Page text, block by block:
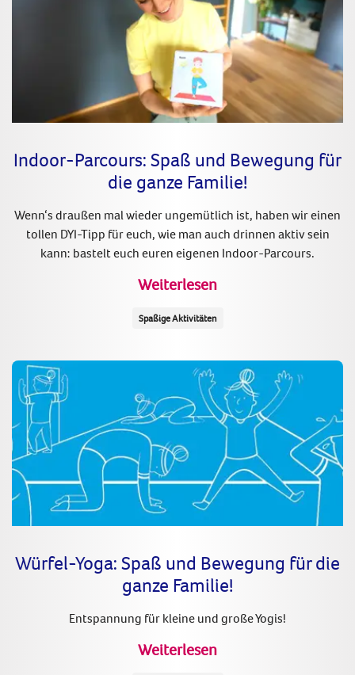
Indoor-Parcours: Spaß und Bewegung für
die ganze Familie!
Wenn‘s draußen mal wieder ungemütlich ist, haben wir einen
tollen DYI-Tipp für euch, wie man auch drinnen aktiv sein
kann: bastelt euch euren eigenen Indoor-Parcours.
Weiterlesen
Spaßige Aktivitäten
Würfel-Yoga: Spaß und Bewegung für die
ganze Familie!
Entspannung für kleine und große Yogis!
Weiterlesen